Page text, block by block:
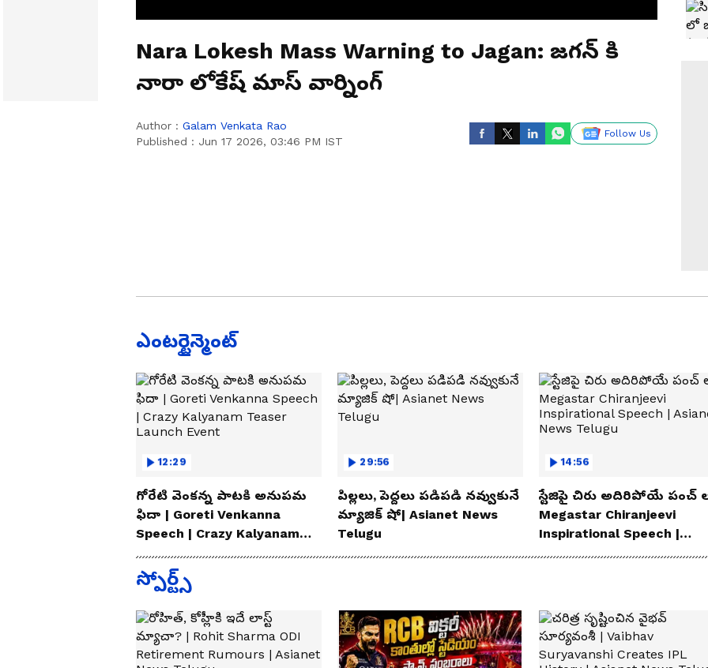
Nara Lokesh Mass Warning to Jagan: జగన్ కి
నారా లోకేష్ మాస్ వార్నింగ్
Author : Galam Venkata Rao
Published : Jun 17 2026, 03:46 PM IST
Follow Us
ఎంటర్టైన్మెంట్
12:29
గోరేటి వెంకన్న పాటకి అనుపమ
ఫిదా | Goreti Venkanna
Speech | Crazy Kalyanam
Teaser Launch Event
29:56
పిల్లలు, పెద్దలు పడిపడి నవ్వుకునే
మ్యాజిక్ షో| Asianet News
Telugu
14:56
స్టేజిపై చిరు అదిరిపోయే పంచ్
Megastar Chiranjeevi
Inspirational Speech |
Asianet News Telugu
స్పోర్ట్స్